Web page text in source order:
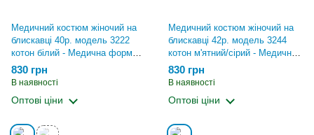
Медичний костюм жіночий на
блискавці 40р. модель 3222
котон білий - Медична форма
Хелслайф (510.561)
830 грн
В наявності
Оптові ціни
Медичний костюм жіночий на
блискавці 42р. модель 3244
котон м'ятний/сірий - Медична
форма Хелслайф (510.561)
830 грн
В наявності
Оптові ціни